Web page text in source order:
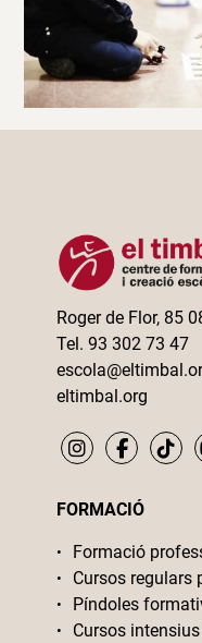
Roger de Flor, 85
Tel. 93 302 73 47
eltimbal.org
FORMACIÓ
Formació
Cursos regulars
Píndoles
Cursos intensius